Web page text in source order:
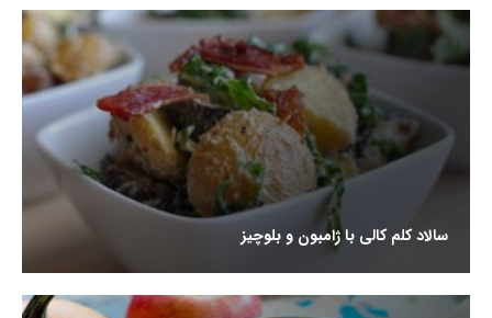
سالاد کلم کالی با ژامبون و بلوچیز